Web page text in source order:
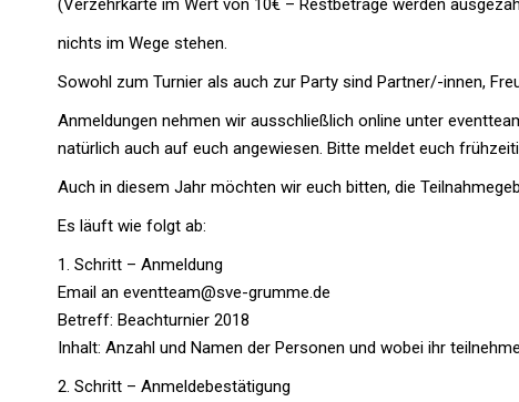
(Verzehrkarte im Wert von 10€ – Restbeträge werden
nichts im Wege stehen.
Sowohl zum Turnier als auch zur Party sind Partner/-innen,
Anmeldungen nehmen wir ausschließlich online unter
natürlich auch auf euch angewiesen. Bitte meldet euch
Auch in diesem Jahr möchten wir euch bitten, die
Es läuft wie folgt ab:
1. Schritt – Anmeldung
Email an eventteam@sve-grumme.de
Betreff: Beachturnier 2018
Inhalt: Anzahl und Namen der Personen und wobei ihr
2. Schritt – Anmeldebestätigung